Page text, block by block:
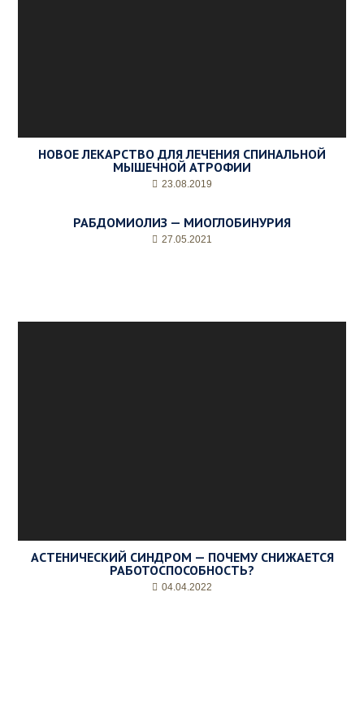
НОВОЕ ЛЕКАРСТВО ДЛЯ ЛЕЧЕНИЯ СПИНАЛЬНОЙ
МЫШЕЧНОЙ АТРОФИИ
23.08.2019
РАБДОМИОЛИЗ — МИОГЛОБИНУРИЯ
27.05.2021
АСТЕНИЧЕСКИЙ СИНДРОМ — ПОЧЕМУ СНИЖАЕТСЯ
РАБОТОСПОСОБНОСТЬ?
04.04.2022